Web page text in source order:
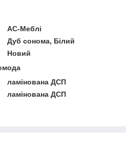
АС-Меблі
Дуб сонома, Білий
Новий
ламінована ДСП
ламінована ДСП